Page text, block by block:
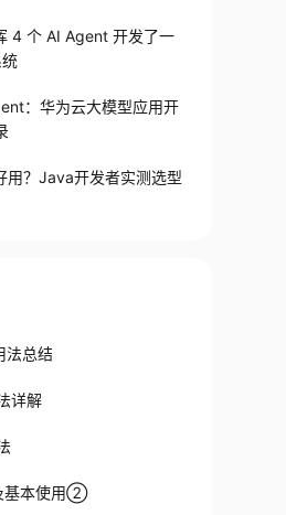
4 个 AI Agent 开发了一
：华为云大模型应用开
用？Java开发者实测选型
法总结
详解
基本使用②